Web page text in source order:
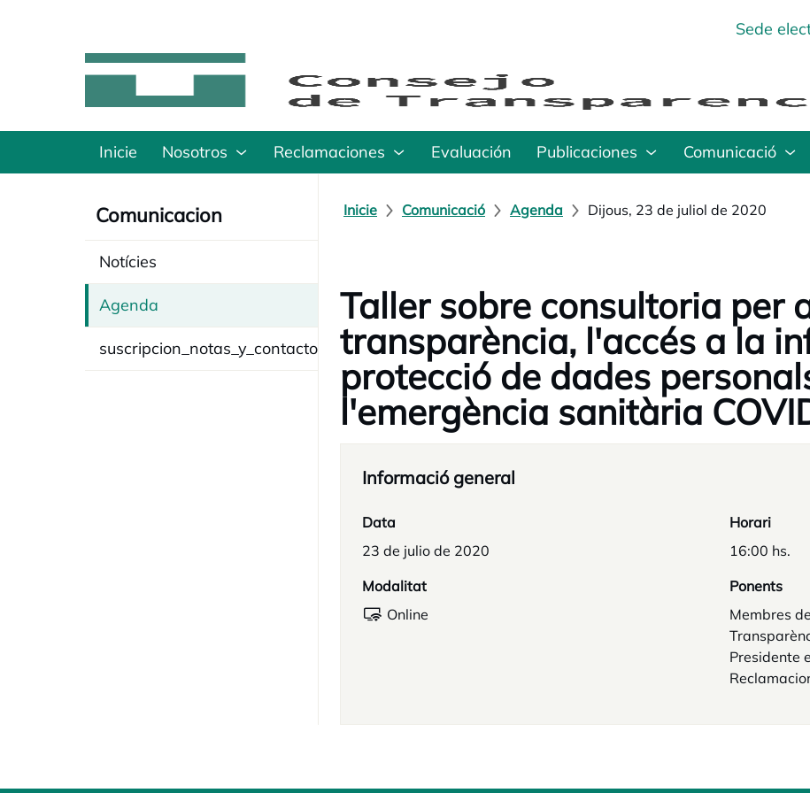
Sede
Inicie Nosotros Reclamaciones Evaluación Publicaciones Comunicació
Comunicacion
Notícies
Agenda
suscripcion_notas_y_contacto
Inicie Comunicació Agenda Dijous, 23 de juliol de 2020
Taller sobre consultoria per
transparència, l'accés a la
protecció de dades
l'emergència sanitària
Informació general
Data
23 de julio de 2020
Horari
16:00 hs.
Modalitat
Online
Ponents
Membres
Presidente